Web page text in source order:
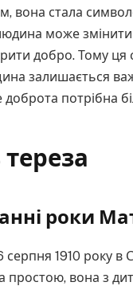
вона стала
може
добро. Тому
залишається
доброта потрібна
роки
1910 року в
простою, вона з